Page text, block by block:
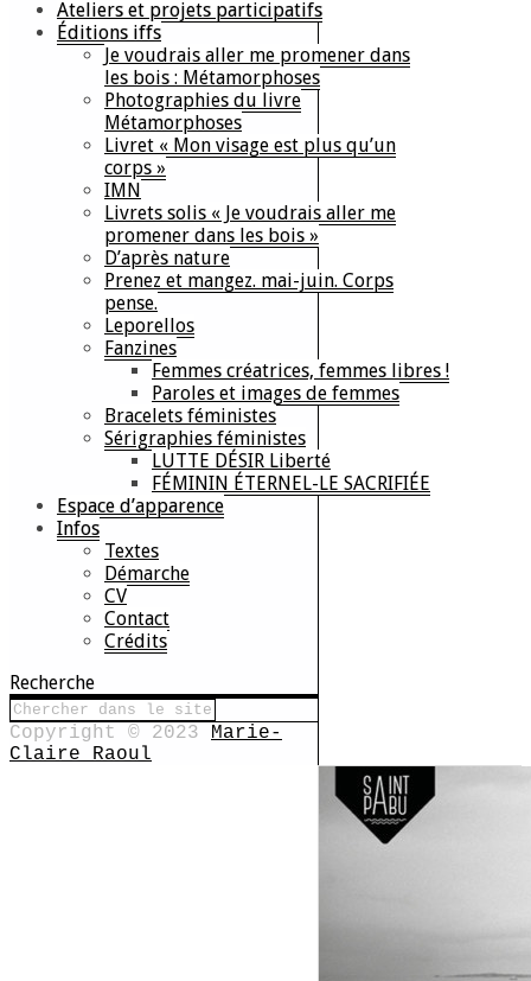
Ateliers et projets participatifs
Éditions iffs
Je voudrais aller me promener dans
les bois : Métamorphoses
Photographies du livre
Métamorphoses
Livret « Mon visage est plus qu’un
corps »
IMN
Livrets solis « Je voudrais aller me
promener dans les bois »
D’après nature
Prenez et mangez. mai-juin. Corps
pense.
Leporellos
Fanzines
Femmes créatrices, femmes libres !
Paroles et images de femmes
Bracelets féministes
Sérigraphies féministes
LUTTE DÉSIR Liberté
FÉMININ ÉTERNEL-LE SACRIFIÉE
Espace d’apparence
Infos
Textes
Démarche
CV
Contact
Crédits
Recherche
Copyright © 2023 Marie-
Claire Raoul